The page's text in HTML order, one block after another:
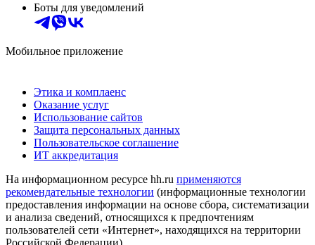
Боты для уведомлений
Мобильное приложение
Этика и комплаенс
Оказание услуг
Использование сайтов
Защита персональных данных
Пользовательское соглашение
ИТ аккредитация
На информационном ресурсе hh.ru применяются
рекомендательные технологии (информационные технологии
предоставления информации на основе сбора, систематизации
и анализа сведений, относящихся к предпочтениям
пользователей сети «Интернет», находящихся на территории
Российской Федерации)